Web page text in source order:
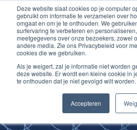
Deze website slaat cookies op je computer
gebruikt om informatie te verzamelen over
omgaat en om je te onthouden. We
surfervaring te verbeteren en
meetgegevens over onze bezoekers, zowel
andere media. Zie ons Privacybeleid voor
cookies die we gebruiken.
Als je weigert, zal je informatie niet worden
deze website. Er wordt een kleine cookie in
te onthouden dat je niet gevolgd wilt worden.
Accepteren
Ga
naar
de
inhoud
Improving
Medical Skills